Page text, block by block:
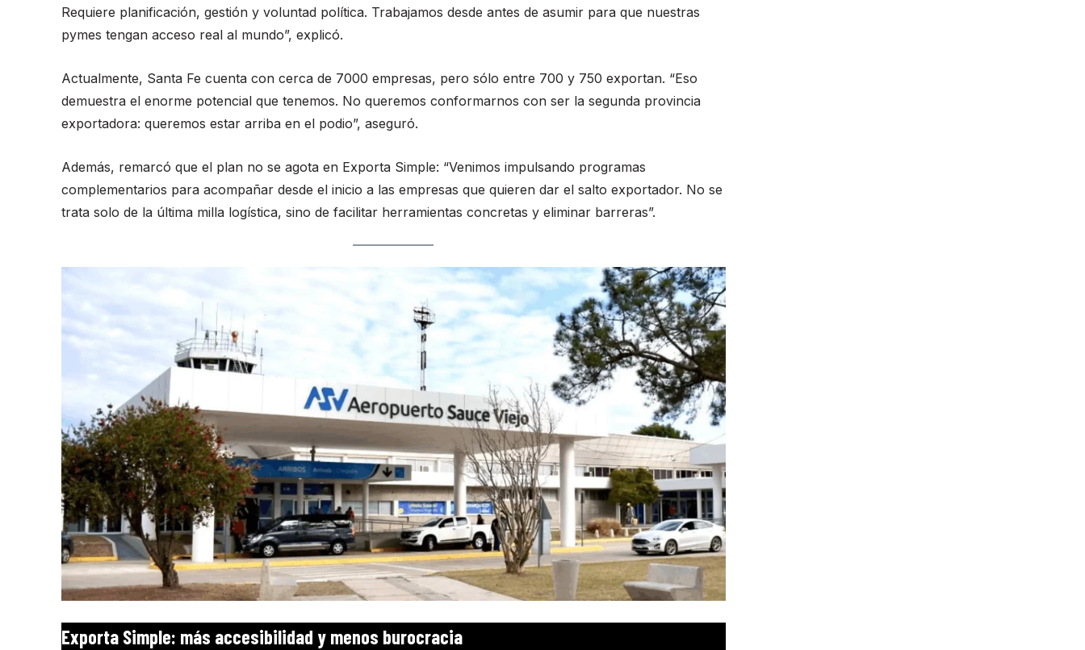
Requiere planificación, gestión y voluntad política. Trabajamos desde antes de asumir para que nuestras
pymes tengan acceso real al mundo”, explicó.
Actualmente, Santa Fe cuenta con cerca de 7000 empresas, pero sólo entre 700 y 750 exportan. “Eso
demuestra el enorme potencial que tenemos. No queremos conformarnos con ser la segunda provincia
exportadora: queremos estar arriba en el podio”, aseguró.
Además, remarcó que el plan no se agota en Exporta Simple: “Venimos impulsando programas
complementarios para acompañar desde el inicio a las empresas que quieren dar el salto exportador. No se
trata solo de la última milla logística, sino de facilitar herramientas concretas y eliminar barreras”.
Exporta Simple: más accesibilidad y menos burocracia